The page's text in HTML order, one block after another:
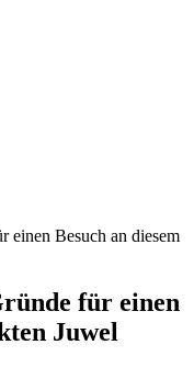
einen Besuch an diesem
für einen
Juwel